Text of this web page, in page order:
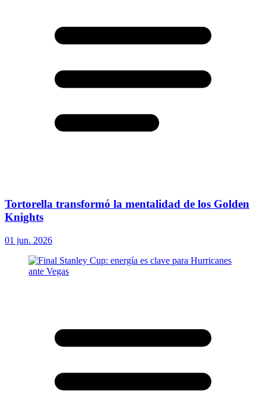
Tortorella transformó la mentalidad de los Golden
Knights
01 jun. 2026